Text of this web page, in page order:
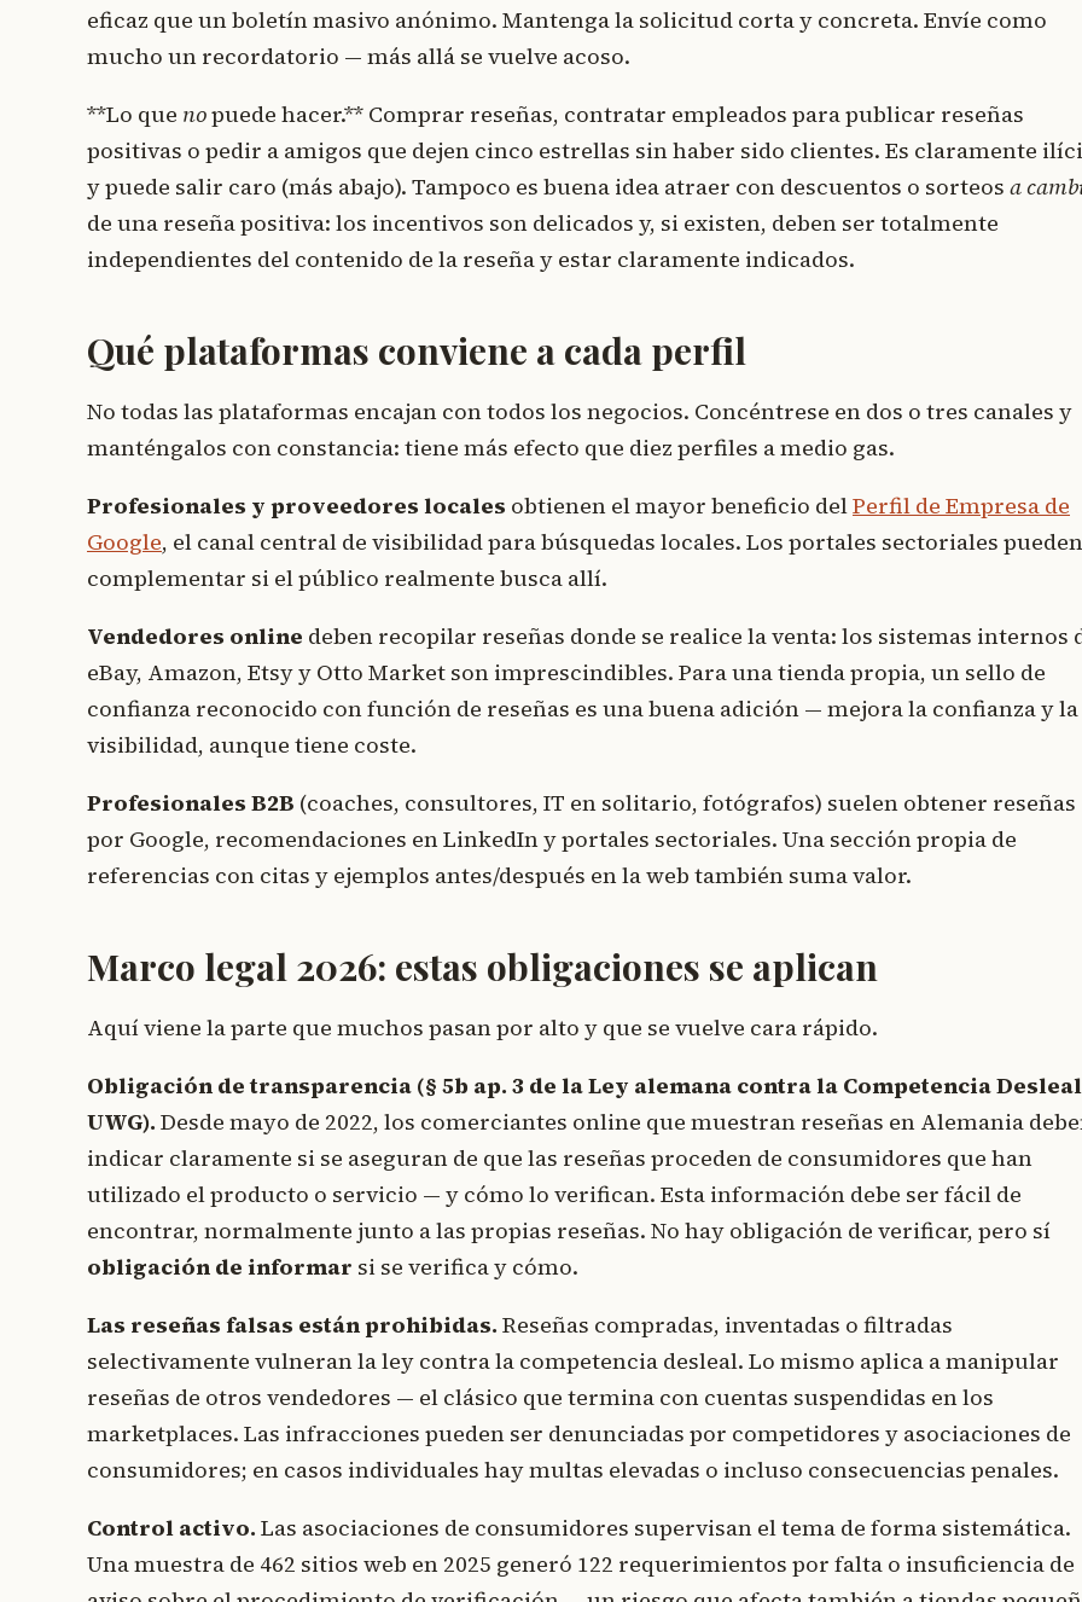
eficaz que un boletín masivo anónimo. Mantenga la solicitud corta y concreta. Envíe como
mucho un recordatorio — más allá se vuelve acoso.
**Lo que nopuede hacer.** Comprar reseñas, contratar empleados para publicar reseñas
positivas o pedir a amigos que dejen cinco estrellas sin haber sido clientes. Es claramente
y puede salir caro (más abajo). Tampoco es buena idea atraer con descuentos o sorteos a
de una reseña positiva: los incentivos son delicados y, si existen, deben ser totalmente
independientes del contenido de la reseña y estar claramente indicados.
Qué plataformas conviene a cada perfil
No todas las plataformas encajan con todos los negocios. Concéntrese en dos o tres canales y
manténgalos con constancia: tiene más efecto que diez perfiles a medio gas.
Profesionales y proveedores locales obtienen el mayor beneficio delPerfil de Empresa de
Google, el canal central de visibilidad para búsquedas locales. Los portales sectoriales pueden
complementar si el público realmente busca allí.
Vendedores online deben recopilar reseñas donde se realice la venta: los sistemas internos
eBay, Amazon, Etsy y Otto Market son imprescindibles. Para una tienda propia, un sello de
confianza reconocido con función de reseñas es una buena adición — mejora la confianza y la
visibilidad, aunque tiene coste.
Profesionales B2B (coaches, consultores, IT en solitario, fotógrafos) suelen obtener reseñas
por Google, recomendaciones en LinkedIn y portales sectoriales. Una sección propia de
referencias con citas y ejemplos antes/después en la web también suma valor.
Marco legal 2026: estas obligaciones se aplican
Aquí viene la parte que muchos pasan por alto y que se vuelve cara rápido.
Obligación de transparencia (§ 5b ap. 3 de la Ley alemana contra la Competencia
UWG). Desde mayo de 2022, los comerciantes online que muestran reseñas en Alemania
indicar claramente si se aseguran de que las reseñas proceden de consumidores que han
utilizado el producto o servicio — y cómo lo verifican. Esta información debe ser fácil de
encontrar, normalmente junto a las propias reseñas. No hay obligación de verificar, pero sí
obligación de informar si se verifica y cómo.
Las reseñas falsas están prohibidas. Reseñas compradas, inventadas o filtradas
selectivamente vulneran la ley contra la competencia desleal. Lo mismo aplica a manipular
reseñas de otros vendedores — el clásico que termina con cuentas suspendidas en los
marketplaces. Las infracciones pueden ser denunciadas por competidores y asociaciones de
consumidores; en casos individuales hay multas elevadas o incluso consecuencias penales.
Control activo. Las asociaciones de consumidores supervisan el tema de forma sistemática.
Una muestra de 462 sitios web en 2025 generó 122 requerimientos por falta o insuficiencia de